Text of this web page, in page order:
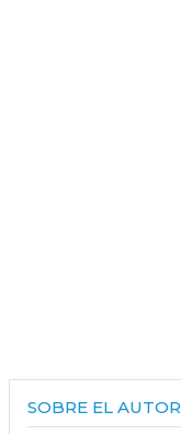
SOBRE EL AUTOR